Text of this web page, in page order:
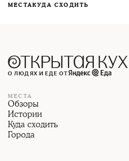
МЕСТАКУДА СХОДИТЬ
О ЛЮДЯХ И ЕДЕ ОТ
МЕСТА
Обзоры
Истории
Куда сходить
Города